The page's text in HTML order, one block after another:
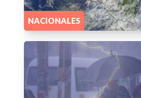
NACIONALES